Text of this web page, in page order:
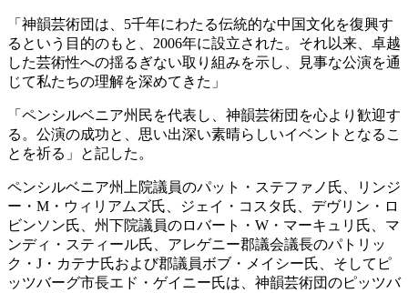
「神韻芸術団は、5千年にわたる伝統的な中国文化を復興す
るという目的のもと、2006年に設立された。それ以来、卓越
した芸術性への揺るぎない取り組みを示し、見事な公演を通
じて私たちの理解を深めてきた」
「ペンシルベニア州民を代表し、神韻芸術団を心より歓迎す
る。公演の成功と、思い出深い素晴らしいイベントとなるこ
とを祈る」と記した。
ペンシルベニア州上院議員のパット・ステファノ氏、リンジ
ー・M・ウィリアムズ氏、ジェイ・コスタ氏、デヴリン・ロ
ビンソン氏、州下院議員のロバート・W・マーキュリ氏、マ
ンディ・スティール氏、アレゲニー郡議会議長のパトリッ
ク・J・カテナ氏および郡議員ボブ・メイシー氏、そしてピ
ッツバーグ市長エド・ゲイニー氏は、神韻芸術団のピッツバ